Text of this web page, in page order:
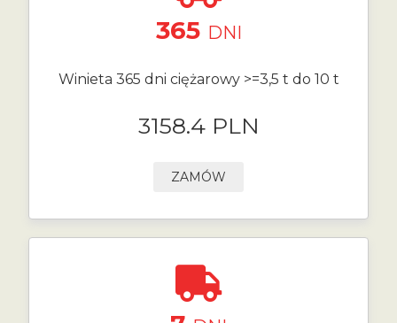
365 DNI
Winieta 365 dni ciężarowy >=3,5 t do 10 t
3158.4 PLN
ZAMÓW